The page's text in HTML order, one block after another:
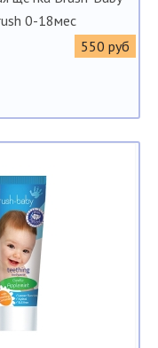
0-18мес
550 руб